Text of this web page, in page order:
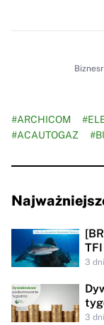
#ARCHICOM
#ACAUTOGAZ
3
3